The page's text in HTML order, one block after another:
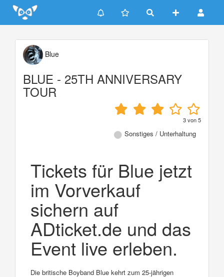
Update cookies preferences
Blue
BLUE - 25TH ANNIVERSARY
TOUR
3von5
Sonstiges / Unterhaltung
Tickets für Blue jetzt
im Vorverkauf
sichern auf
ADticket.de und das
Event live erleben.
Die britische Boyband Blue kehrt zum 25-jährigen